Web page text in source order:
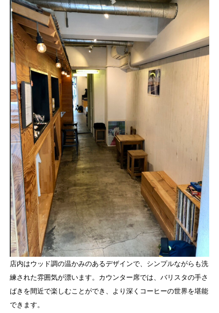
店内はウッド調の温かみのあるデザインで、シンプルながらも洗
練された雰囲気が漂います。カウンター席では、バリスタの手さ
ばきを間近で楽しむことができ、より深くコーヒーの世界を堪能
できます。